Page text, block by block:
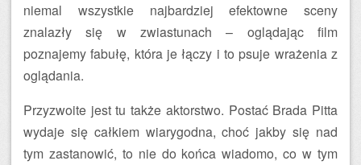
niemal wszystkie najbardziej efektowne sceny
znalazły się w zwiastunach – oglądając film
poznajemy fabułę, która je łączy i to psuje wrażenia z
oglądania.
Przyzwoite jest tu także aktorstwo. Postać Brada Pitta
wydaje się całkiem wiarygodna, choć jakby się nad
tym zastanowić, to nie do końca wiadomo, co w tym